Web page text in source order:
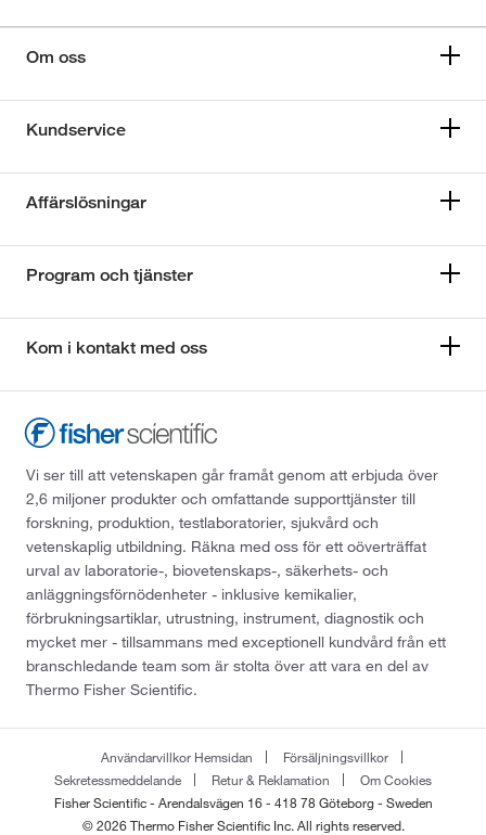
Om oss
Kundservice
Affärslösningar
Program och tjänster
Kom i kontakt med oss
Vi ser till att vetenskapen går framåt genom att erbjuda över
2,6 miljoner produkter och omfattande supporttjänster till
forskning, produktion, testlaboratorier, sjukvård och
vetenskaplig utbildning. Räkna med oss för ett oöverträffat
urval av laboratorie-, biovetenskaps-, säkerhets- och
anläggningsförnödenheter - inklusive kemikalier,
förbrukningsartiklar, utrustning, instrument, diagnostik och
mycket mer - tillsammans med exceptionell kundvård från ett
branschledande team som är stolta över att vara en del av
Thermo Fisher Scientific.
Användarvillkor Hemsidan
Försäljningsvillkor
Sekretessmeddelande
Retur & Reklamation
Om Cookies
Fisher Scientific - Arendalsvägen 16 - 418 78 Göteborg - Sweden
© 2026 Thermo Fisher Scientific Inc. All rights reserved.